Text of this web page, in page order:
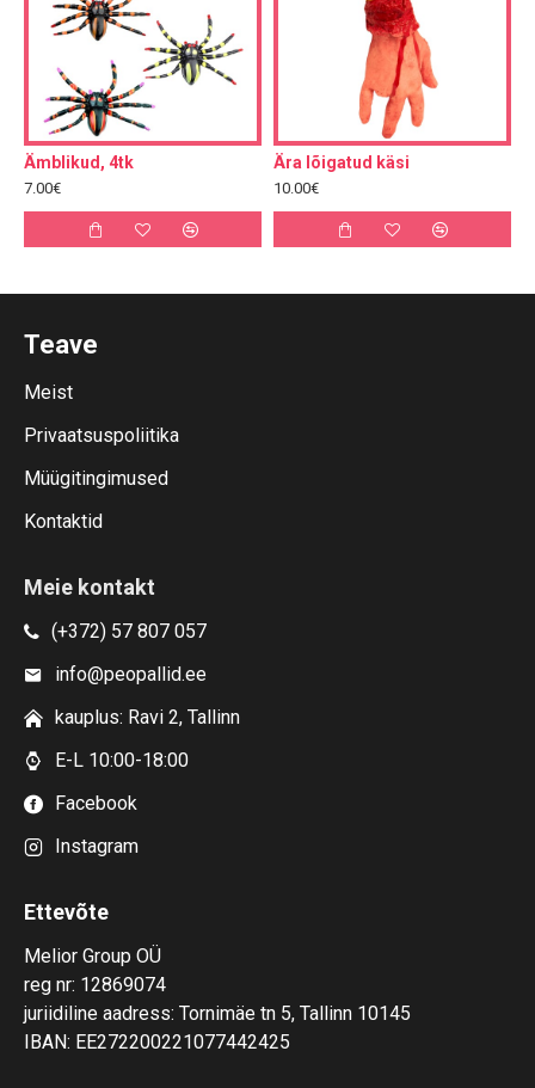
Ämblikud, 4tk
7.00€
Ära lõigatud käsi
10.00€
Teave
Meist
Privaatsuspoliitika
Müügitingimused
Kontaktid
Meie kontakt
(+372) 57 807 057
info@peopallid.ee
kauplus: Ravi 2, Tallinn
E-L 10:00-18:00
Facebook
Instagram
Ettevõte
Melior Group OÜ
reg nr: 12869074
juriidiline aadress: Tornimäe tn 5, Tallinn 10145
IBAN: EE272200221077442425